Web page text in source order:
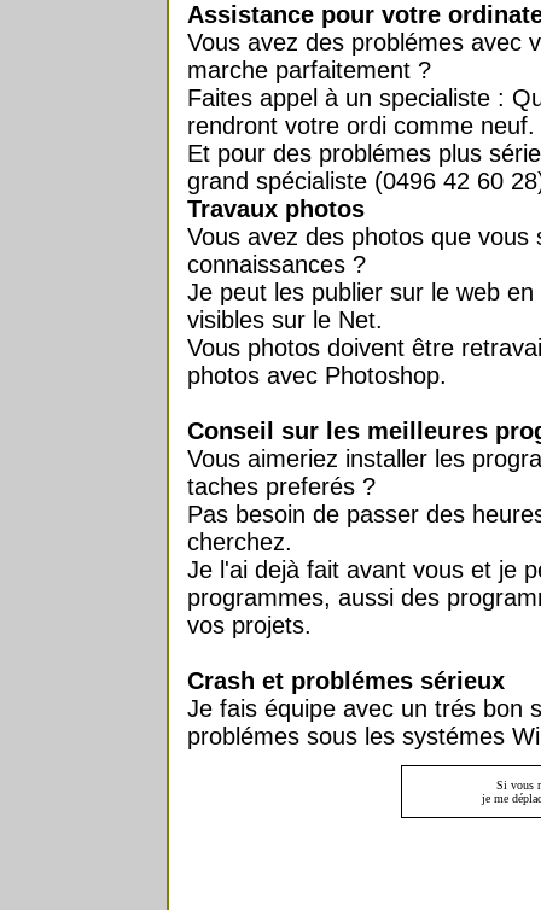
Assistance pour votre
Vous avez des problémes avec
marche parfaitement ?
Faites appel à un specialiste :
rendront votre ordi comme neuf.
Et pour des problémes plus
grand spécialiste (0496 42 60
Travaux photos
Vous avez des photos que
connaissances ?
Je peut les publier sur le web
visibles sur le Net.
Vous photos doivent être
photos avec Photoshop.
Conseil sur les meilleures
Vous aimeriez installer les
taches preferés ?
Pas besoin de passer des
cherchez.
Je l'ai dejà fait avant vous et je
programmes, aussi des
vos projets.
Crash et problémes sérieux
Je fais équipe avec un trés bon
problémes sous les systémes
Si vous
je me